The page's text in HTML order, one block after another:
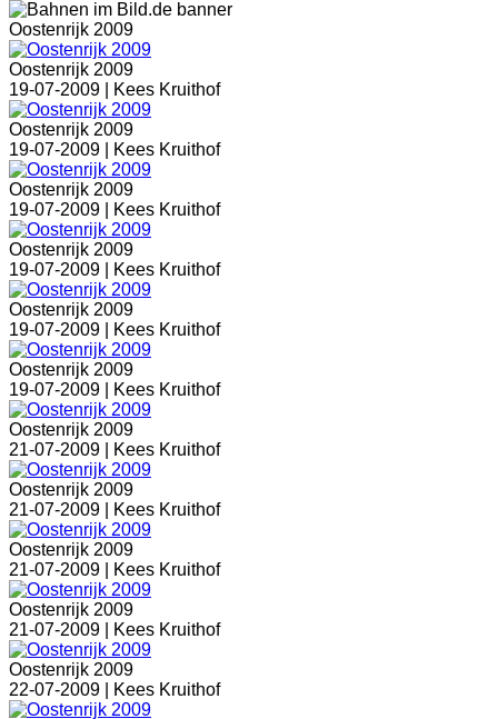
Oostenrijk 2009
Oostenrijk 2009
19-07-2009 |
Kees Kruithof
Oostenrijk 2009
19-07-2009 |
Kees Kruithof
Oostenrijk 2009
19-07-2009 |
Kees Kruithof
Oostenrijk 2009
19-07-2009 |
Kees Kruithof
Oostenrijk 2009
19-07-2009 |
Kees Kruithof
Oostenrijk 2009
19-07-2009 |
Kees Kruithof
Oostenrijk 2009
21-07-2009 |
Kees Kruithof
Oostenrijk 2009
21-07-2009 |
Kees Kruithof
Oostenrijk 2009
21-07-2009 |
Kees Kruithof
Oostenrijk 2009
21-07-2009 |
Kees Kruithof
Oostenrijk 2009
22-07-2009 |
Kees Kruithof